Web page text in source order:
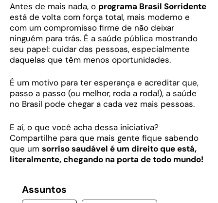
Antes de mais nada, o programa Brasil Sorridente
está de volta com força total, mais moderno e
com um compromisso firme de não deixar
ninguém para trás. É a saúde pública mostrando
seu papel: cuidar das pessoas, especialmente
daquelas que têm menos oportunidades.
É um motivo para ter esperança e acreditar que,
passo a passo (ou melhor, roda a roda!), a saúde
no Brasil pode chegar a cada vez mais pessoas.
E aí, o que você acha dessa iniciativa?
Compartilhe para que mais gente fique sabendo
que um sorriso saudável é um direito que está,
literalmente, chegando na porta de todo mundo!
Assuntos